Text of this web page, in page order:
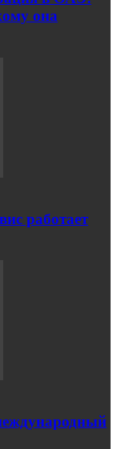
она
работает